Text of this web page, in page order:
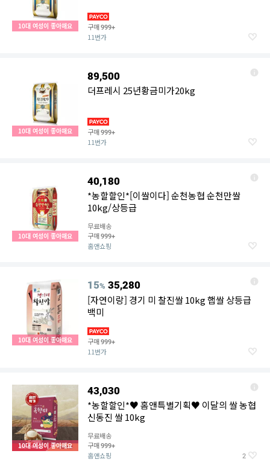
10대 여성이 좋아해요 구매999+
11번가
10대 여성이 좋아해요
89,500
더프레시 25년황금미가20kg
구매999+
11번가
10대 여성이 좋아해요
40,180
*농할할인*[이쌀이다] 순천농협 순천만쌀
10kg/상등급
무료배송
구매999+
홈앤쇼핑
10대 여성이 좋아해요
15% 35,280
[자연이랑] 경기 미 찰진쌀 10kg 햅쌀 상등급
백미
구매999+
11번가
10대 여성이 좋아해요
43,030
*농할할인*♥ 홈앤특별기획♥ 이달의 쌀 농협
신동진 쌀 10kg
무료배송
구매999+
홈앤쇼핑 2